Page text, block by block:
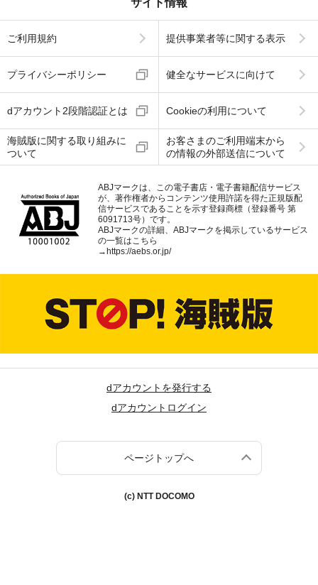
ご利用規約 提供事業者等に関する表示
プライバシーポリシー 健全なサービスに向けて
dアカウント2段階認証とは Cookieの利用について
海賊版に関する取り組みに
ついて
お客さまのご利用端末から
の情報の外部送信について
ABJマークは、この電子書店・電子書籍配信サービス
が、著作権者からコンテンツ使用許諾を得た正規版配
信サービスであることを示す登録商標（登録番号 第
6091713号）です。
ABJマークの詳細、ABJマークを掲示しているサービス
の一覧はこちら
→https://aebs.or.jp/
dアカウントを発行する
dアカウントログイン
ページトップへ
(c) NTT DOCOMO